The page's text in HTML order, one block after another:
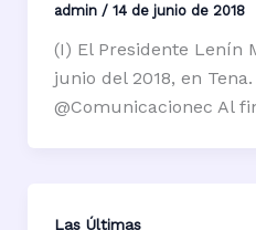
admin / 14 de junio de 2018
(I) El Presidente Lenín
junio del 2018, en
@Comunicacionec Al
Las Últimas